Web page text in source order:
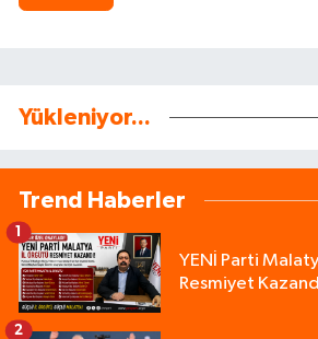
Yükleniyor...
Trend Haberler
YENİ Parti
Resmiyet
1
2